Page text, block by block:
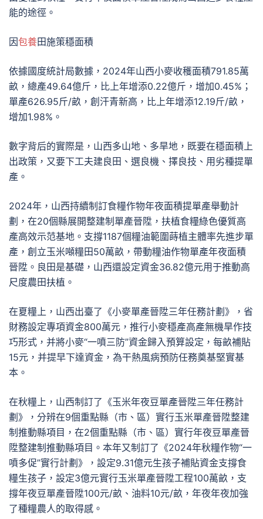
能的途徑。
因包養田施策穩面積
依據國度統計局數據，2024年山西小麥收穫面積791.85萬
畝，總產49.64億斤，比上年增添0.22億斤，增加0.45%；
單產626.95斤/畝，創汗青新高，比上年增添12.19斤/畝，
增加1.98%。
數字背后的實際是，山西多山地、多旱地，既要在穩面積上
出政策，又要下工夫建良田、選良機、擇良技、用劣種提單
產。
2024年，山西持續制訂食糧作物年夜面積提單產舉動計
劃，在20個縣展開整建制單產晉陞，扶植食糧綠色優質高
產高效示范基地。支撐1187個糧油範圍蒔植主體率先進步單
產，創立玉米噸糧田50萬畝，帶動糧油作物單產年夜面積
晉陞。良田是基礎，山西還設定資金36.82億元用于推動高
尺度農田扶植。
在夏糧上，山西出臺了《小麥單產晉陞三年任務計劃》，省
財務設定專項資金800萬元，推行小麥穩產高產無機旱作技
巧形式，并將小麥“一噴三防”資金歸入預算設定，每畝補貼
15元，并提早下達資金，為干熱風病預防任務奠基堅實基
本。
在秋糧上，山西制訂了《玉米年夜豆單產晉陞三年任務計
劃》，分辨在9個重點縣（市、區）實行玉米單產晉陞整建
制推動縣項目，在2個重點縣（市、區）實行年夜豆單產晉
陞整建制推動縣項目。本年又制訂了《2024年秋糧作物“一
噴多促”實行計劃》，設定9.31億元生孩子補貼資金支撐食
糧生孩子，設定3億元實行玉米單產晉陞工程100萬畝，支
撐年夜豆單產晉陞100元/畝、油料10元/畝，年夜年夜加強
了種糧農人的取得感。